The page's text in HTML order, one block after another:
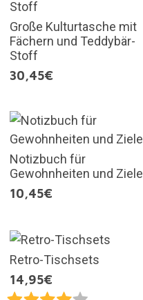
Große Kulturtasche mit
Fächern und Teddybär-
Stoff
30,45€
Notizbuch für
Gewohnheiten und Ziele
10,45€
Retro-Tischsets
14,95€